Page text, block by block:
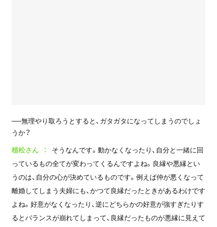
──無理やり取ろうとすると、ガタガタになってしまうのでしょ
うか？
植松さん
そうなんです。動かなくなったり、自分と一緒に回
っているもの全てが変わってくるんですよね。良縁や悪縁とい
うのは、自分の心が決めているものです。例えば仲が悪くなって
離婚してしまう夫婦にも、かつて良縁だったときがあるわけです
よね。好意がなくなったり、逆にどちらかの好意が強すぎたりす
るとバランスが崩れてしまって、良縁だったものが悪縁に見えて